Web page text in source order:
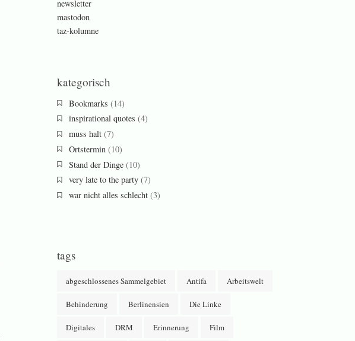
newsletter
mastodon
taz-kolumne
kategorisch
Bookmarks (14)
inspirational quotes (4)
muss halt(7)
Ortstermin(10)
Stand der Dinge(10)
very late to the party(7)
war nicht alles schlecht(3)
tags
abgeschlossenes Sammelgebiet Antifa Arbeitswelt
Behinderung Berlinensien Die Linke
Digitales DRM Erinnerung Film